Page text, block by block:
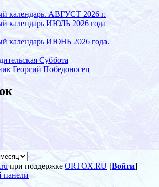
календарь. АВГУСТ 2026 г.
календарь ИЮЛЬ 2026 года
календарь ИЮНЬ 2026 года.
Суббота
Георгий Победоносец
при поддержке ORTOX.RU [Войти]
панели